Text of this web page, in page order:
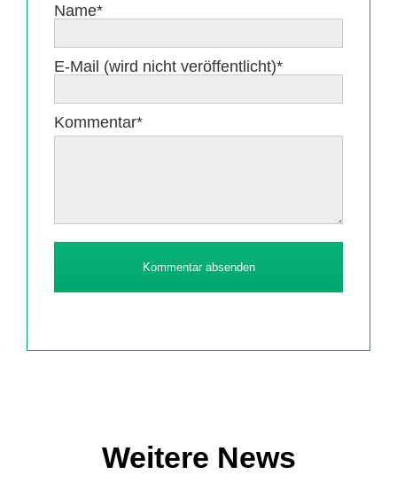
Pflichtfeld
Name*
Pflichtfeld
E-Mail (wird nicht veröffentlicht)*
Pflichtfeld
Kommentar*
Kommentar absenden
Weitere News